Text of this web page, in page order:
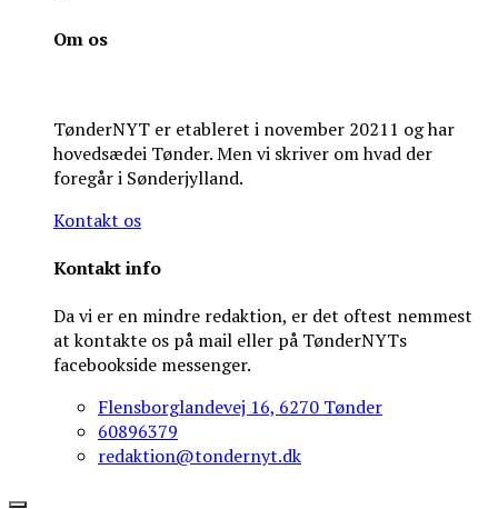
Om os
TønderNYT er etableret i november 20211 og har
hovedsædei Tønder. Men vi skriver om hvad der
foregår i Sønderjylland.
Kontakt os
Kontakt info
Da vi er en mindre redaktion, er det oftest nemmest
at kontakte os på mail eller på TønderNYTs
facebookside messenger.
Flensborglandevej 16, 6270 Tønder
60896379
redaktion@tondernyt.dk